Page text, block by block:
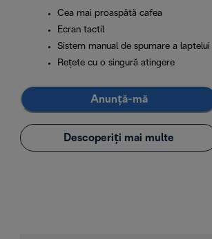
Cea mai proaspătă cafea
Ecran tactil
Sistem manual de spumare a laptelui
Rețete cu o singură atingere
Anunță-mă
Descoperiți mai multe